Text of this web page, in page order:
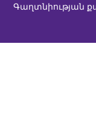
Գաղտնիության